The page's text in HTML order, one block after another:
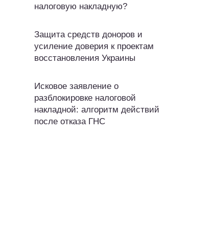
налоговую накладную?
Защита средств доноров и
усиление доверия к проектам
восстановления Украины
Исковое заявление о
разблокировке налоговой
накладной: алгоритм действий
после отказа ГНС